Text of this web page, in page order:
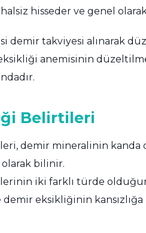
hisseder ve genel
demir takviyesi alınarak
anemisinin
Belirtileri
demir mineralinin kanda
bilinir.
iki farklı türde
eksikliğinin kansızlığa